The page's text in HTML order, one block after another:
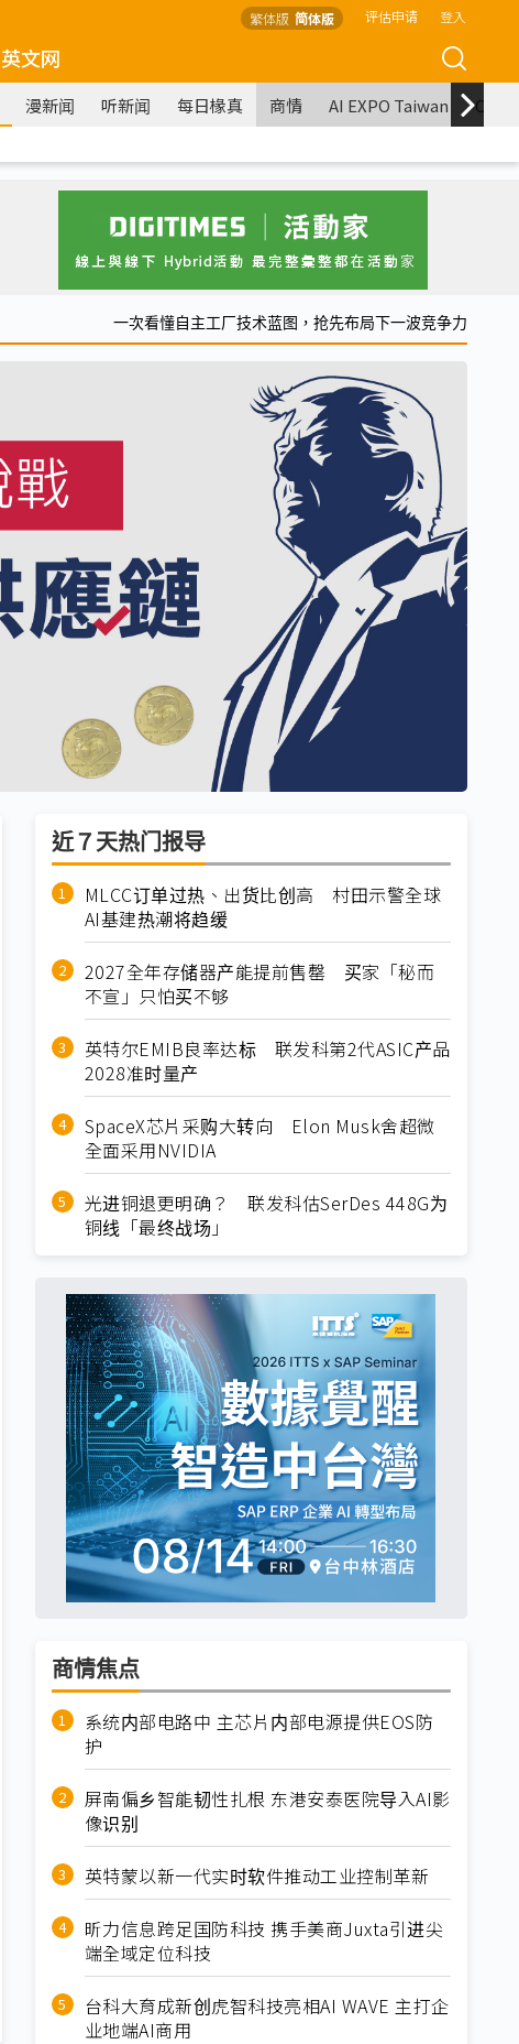
繁体版 简体版 评估申请 登入
英文网
漫新闻 听新闻 每日椽真 商情 AI EXPO Taiwan
一次看懂自主工厂技术蓝图，抢先布局下一波竞争力
近７天热门报导
MLCC订单过热、出货比创高 村田示警全球
AI基建热潮将趋缓
2027全年存储器产能提前售罄 买家「秘而
不宣」只怕买不够
英特尔EMIB良率达标 联发科第2代ASIC产品
2028准时量产
SpaceX芯片采购大转向 Elon Musk舍超微
全面采用NVIDIA
光进铜退更明确？ 联发科估SerDes 448G为
铜线「最终战场」
商情焦点
系统内部电路中 主芯片内部电源提供EOS防
护
屏南偏乡智能韧性扎根 东港安泰医院导入AI影
像识别
英特蒙以新一代实时软件推动工业控制革新
昕力信息跨足国防科技 携手美商Juxta引进尖
端全域定位科技
台科大育成新创虎智科技亮相AI WAVE 主打企
业地端AI商用